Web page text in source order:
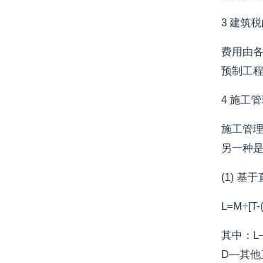
3 建筑
费用由
预制工
4 施工
施工管
另一种
(1) 基于
其中：
D—其他